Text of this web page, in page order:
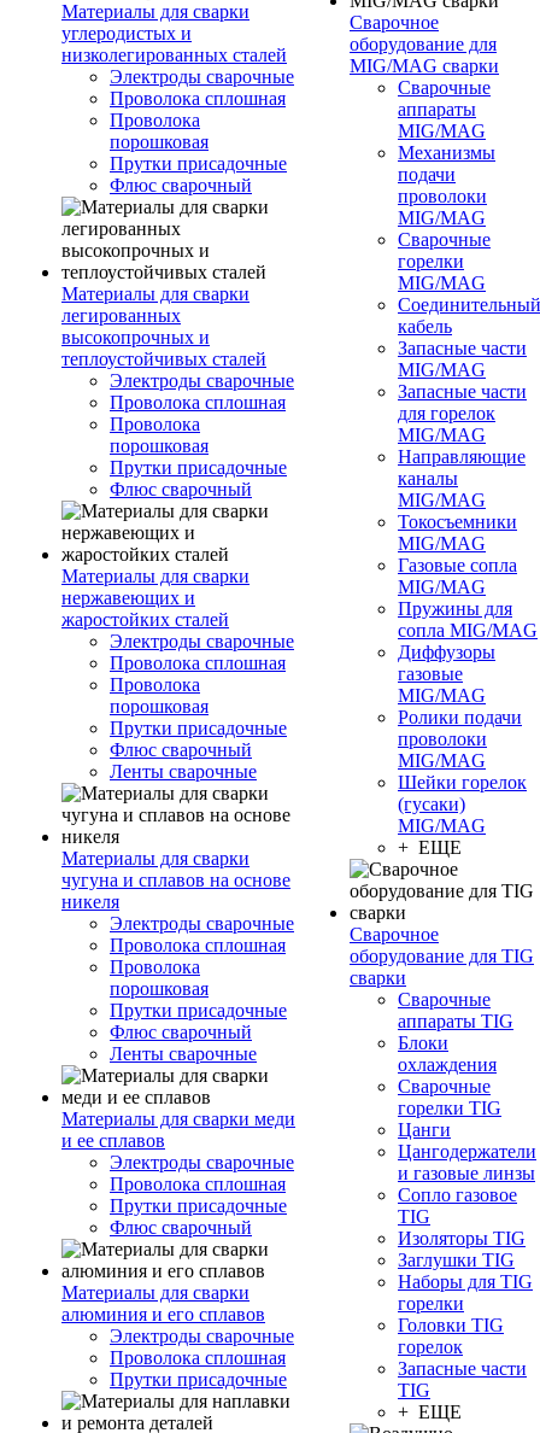
Материалы для сварки
углеродистых и
низколегированных сталей
Электроды сварочные
Проволока сплошная
Проволока
порошковая
Прутки присадочные
Флюс сварочный
Материалы для сварки
легированных
высокопрочных и
теплоустойчивых сталей
Электроды сварочные
Проволока сплошная
Проволока
порошковая
Прутки присадочные
Флюс сварочный
Материалы для сварки
нержавеющих и
жаростойких сталей
Электроды сварочные
Проволока сплошная
Проволока
порошковая
Прутки присадочные
Флюс сварочный
Ленты сварочные
Материалы для сварки
чугуна и сплавов на основе
никеля
Электроды сварочные
Проволока сплошная
Проволока
порошковая
Прутки присадочные
Флюс сварочный
Ленты сварочные
Материалы для сварки меди
и ее сплавов
Электроды сварочные
Проволока сплошная
Прутки присадочные
Флюс сварочный
Материалы для сварки
алюминия и его сплавов
Электроды сварочные
Проволока сплошная
Прутки присадочные
Сварочное
оборудование для
MIG/MAG сварки
Сварочные
аппараты
MIG/MAG
Механизмы
подачи
проволоки
MIG/MAG
Сварочные
горелки
MIG/MAG
Соединительный
кабель
Запасные части
MIG/MAG
Запасные части
для горелок
MIG/MAG
Направляющие
каналы
MIG/MAG
Токосъемники
MIG/MAG
Газовые сопла
MIG/MAG
Пружины для
сопла MIG/MAG
Диффузоры
газовые
MIG/MAG
Ролики подачи
проволоки
MIG/MAG
Шейки горелок
(гусаки)
MIG/MAG
+ ЕЩЕ
Сварочное
оборудование для TIG
сварки
Сварочные
аппараты TIG
Блоки
охлаждения
Сварочные
горелки TIG
Цанги
Цангодержатели
и газовые линзы
Сопло газовое
TIG
Изоляторы TIG
Заглушки TIG
Наборы для TIG
горелки
Головки TIG
горелок
Запасные части
TIG
+ ЕЩЕ